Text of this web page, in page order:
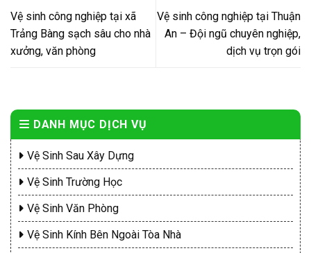
Vệ sinh công nghiệp tại xã
Trảng Bàng sạch sâu cho nhà
xưởng, văn phòng
Vệ sinh công nghiệp tại Thuận
An – Đội ngũ chuyên nghiệp,
dịch vụ trọn gói
DANH MỤC DỊCH VỤ
Vệ Sinh Sau Xây Dựng
Vệ Sinh Trường Học
Vệ Sinh Văn Phòng
Vệ Sinh Kính Bên Ngoài Tòa Nhà